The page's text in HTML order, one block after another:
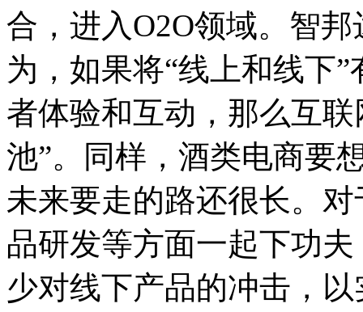
合，进入O2O领域。智
为，如果将“线上和线下
者体验和互动，那么互
池”。同样，酒类电商要
未来要走的路还很长。
品研发等方面一起下功
少对线下产品的冲击，